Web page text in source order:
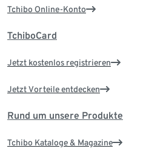
Tchibo Online-Konto
TchiboCard
Jetzt kostenlos registrieren
Jetzt Vorteile entdecken
Rund um unsere Produkte
Tchibo Kataloge & Magazine